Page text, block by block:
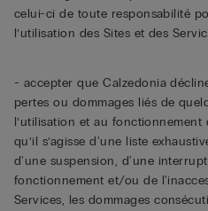
celui-ci de toute responsabilité
l’utilisation des Sites et des
- accepter que Calzedonia
pertes ou dommages liés de
l’utilisation et au fonctionnement
qu’il s’agisse d'une liste
d'une suspension, d'une
fonctionnement et/ou de
Services, les dommages